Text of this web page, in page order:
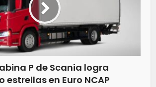
P de Scania logra
estrellas en Euro NCAP